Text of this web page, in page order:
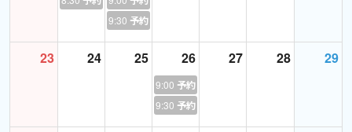
なにも難しい文法や単語をたくさん頭に詰め込まなくても、すで
ここまでいろんな表現が話せることに驚くことでしょう。しかも
それがネイティブのよく使う表現だとしたら？
ジムのように英語脳に汗をかいて覚えましょう！
9:30 予約あり
23 24 25 26
9:00 予約あり
9:30 予約あり
27 28 29